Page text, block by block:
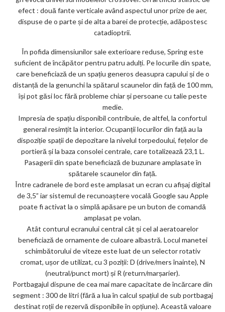
efect : două fante verticale având aspectul unor prize de aer,
dispuse de o parte și de alta a barei de protecție, adăpostesc
catadioptrii.
În pofida dimensiunilor sale exterioare reduse, Spring este
suficient de încăpător pentru patru adulți. Pe locurile din spate,
care beneficiază de un spațiu generos deasupra capului și de o
distanță de la genunchi la spătarul scaunelor din față de 100 mm,
își pot găsi loc fără probleme chiar și persoane cu talie peste
medie.
Impresia de spațiu disponibil contribuie, de altfel, la confortul
general resimțit la interior. Ocupanții locurilor din față au la
dispoziție spații de depozitare la nivelul torpedoului, fețelor de
portieră și la baza consolei centrale, care totalizează 23,1 L.
Pasagerii din spate beneficiază de buzunare amplasate în
spătarele scaunelor din față.
Între cadranele de bord este amplasat un ecran cu afișaj digital
de 3,5” iar sistemul de recunoaștere vocală Google sau Apple
poate fi activat la o simplă apăsare pe un buton de comandă
amplasat pe volan.
Atât conturul ecranului central cât și cel al aeratoarelor
beneficiază de ornamente de culoare albastră. Locul manetei
schimbătorului de viteze este luat de un selector rotativ
cromat, ușor de utilizat, cu 3 poziții: D (drive/mers înainte), N
(neutral/punct mort) și R (return/marșarier).
Portbagajul dispune de cea mai mare capacitate de încărcare din
segment : 300 de litri (fără a lua în calcul spațiul de sub portbagaj
destinat roții de rezervă disponibile în opțiune). Această valoare